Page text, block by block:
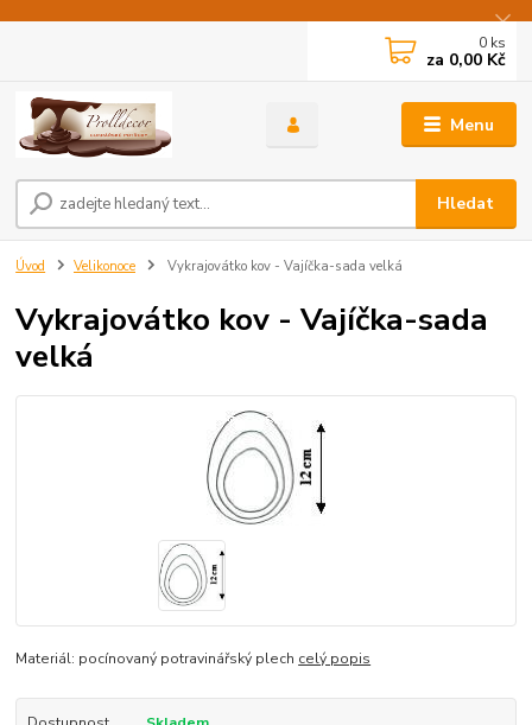
Menu
Hledat
0 ks
za 0,00 Kč
Úvod Velikonoce Vykrajovátko kov - Vajíčka-sada velká
Vykrajovátko kov - Vajíčka-sada
velká
Materiál: pocínovaný potravinářský plech celý popis